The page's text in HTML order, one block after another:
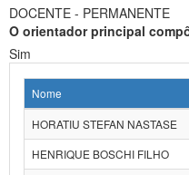
DOCENTE - PERMANENTE
O orientador
Sim
Nome
HORATIU STEFAN NASTASE
HENRIQUE BOSCHI FILHO